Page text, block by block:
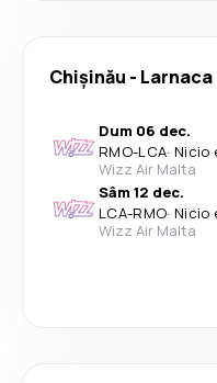
Chişinău - Larnaca
Dum 06 dec.
RMO-LCA· Nicio
Wizz Air Malta
Sâm 12 dec.
LCA-RMO· Nicio
Wizz Air Malta